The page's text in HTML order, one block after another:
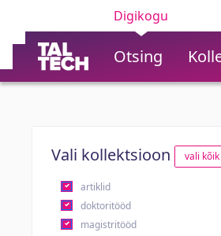
Digikogu
Otsing
Vali kollektsioon vali kõik
artiklid
doktoritööd
magistritööd